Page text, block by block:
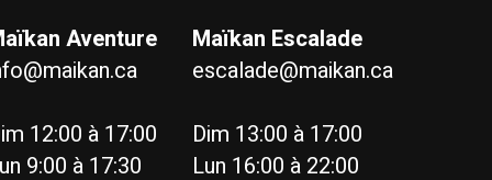
Aventure
12:00 à 17:00
9:00 à 17:30
Maïkan Escalade
escalade@maikan.ca
Dim 13:00 à 17:00
Lun 16:00 à 22:00